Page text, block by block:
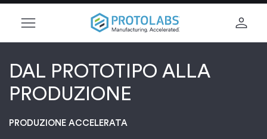
menu person
DAL PROTOTIPO ALLA
PRODUZIONE
PRODUZIONE ACCELERATA